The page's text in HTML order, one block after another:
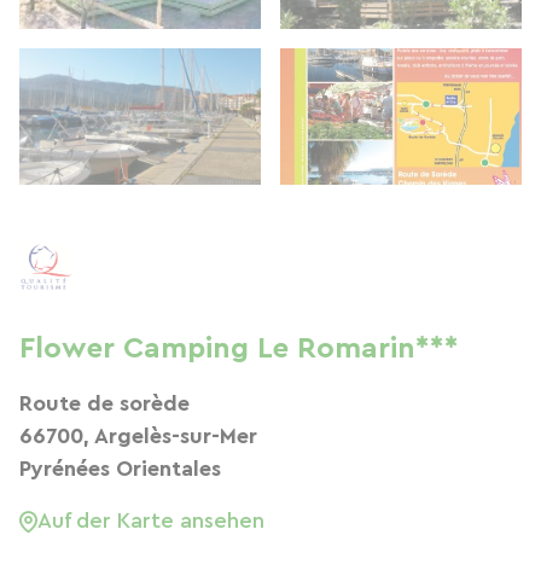
Flower Camping Le Romarin***
Route de sorède
66700, Argelès-sur-Mer
Pyrénées Orientales
Auf der Karte ansehen